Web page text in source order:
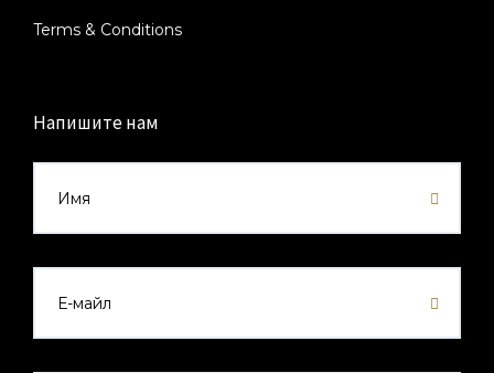
Terms & Conditions
Напишите нам